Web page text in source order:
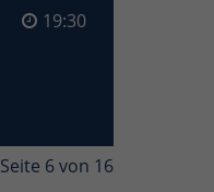
19:30
Seite 6 von 16